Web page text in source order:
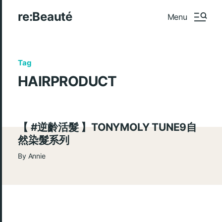
re:Beauté Menu
Tag
HAIRPRODUCT
【 #逆齡活髮 】TONYMOLY TUNE9自
然染髮系列
By Annie